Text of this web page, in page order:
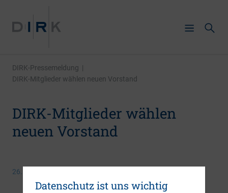
DIRK-Pressemeldung |
DIRK-Mitglieder wählen neuen Vorstand
DIRK-Mitglieder wählen
neuen Vorstand
26. Februar 2018
Datenschutz ist uns wichtig